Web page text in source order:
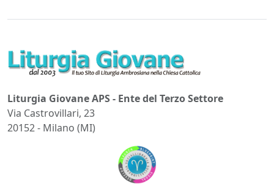
Liturgia Giovane APS - Ente del Terzo Settore
Via Castrovillari, 23
20152 - Milano (MI)